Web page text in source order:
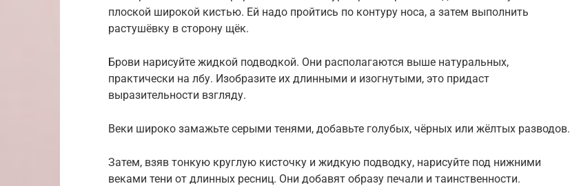
плоской широкой кистью. Ей надо пройтись по контуру носа, а затем выполнить
растушёвку в сторону щёк.
Брови нарисуйте жидкой подводкой. Они располагаются выше натуральных,
практически на лбу. Изобразите их длинными и изогнутыми, это придаст
выразительности взгляду.
Веки широко замажьте серыми тенями, добавьте голубых, чёрных или жёлтых разводов.
Затем, взяв тонкую круглую кисточку и жидкую подводку, нарисуйте под нижними
веками тени от длинных ресниц. Они добавят образу печали и таинственности.